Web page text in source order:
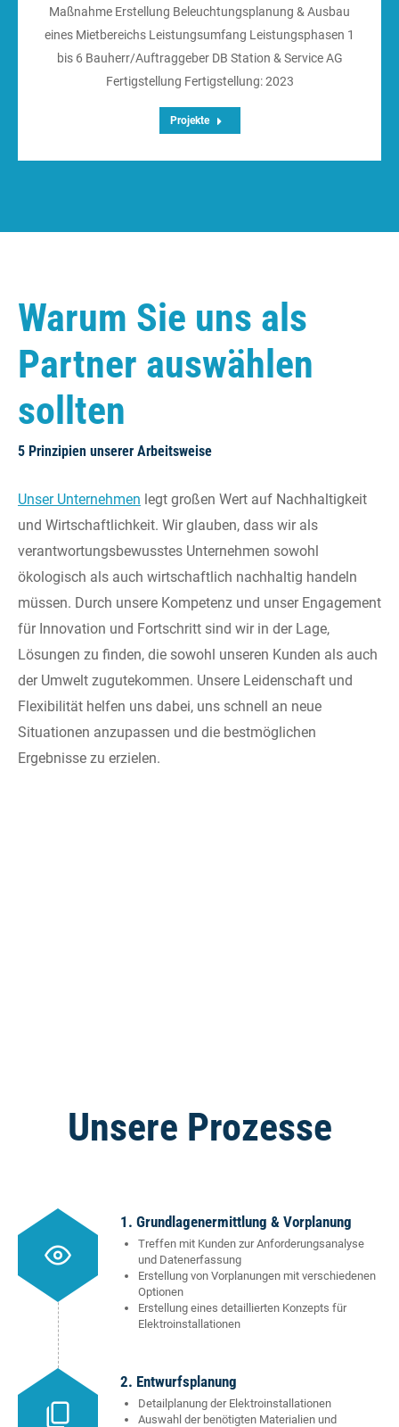
Maßnahme Erstellung Beleuchtungsplanung & Ausbau
eines Mietbereichs Leistungsumfang Leistungsphasen 1
bis 6 Bauherr/Auftraggeber DB Station & Service AG
Fertigstellung Fertigstellung: 2023
Projekte
Warum Sie uns als
Partner auswählen
sollten
5 Prinzipien unserer Arbeitsweise
Unser Unternehmen legt großen Wert auf Nachhaltigkeit
und Wirtschaftlichkeit. Wir glauben, dass wir als
verantwortungsbewusstes Unternehmen sowohl
ökologisch als auch wirtschaftlich nachhaltig handeln
müssen. Durch unsere Kompetenz und unser Engagement
für Innovation und Fortschritt sind wir in der Lage,
Lösungen zu finden, die sowohl unseren Kunden als auch
der Umwelt zugutekommen. Unsere Leidenschaft und
Flexibilität helfen uns dabei, uns schnell an neue
Situationen anzupassen und die bestmöglichen
Ergebnisse zu erzielen.
Unsere Prozesse
1. Grundlagenermittlung & Vorplanung
Treffen mit Kunden zur Anforderungsanalyse
und Datenerfassung
Erstellung von Vorplanungen mit verschiedenen
Optionen
Erstellung eines detaillierten Konzepts für
Elektroinstallationen
2. Entwurfsplanung
Detailplanung der Elektroinstallationen
Auswahl der benötigten Materialien und